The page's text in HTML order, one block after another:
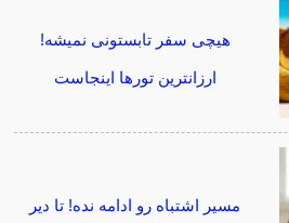
هیچی سفر تابستونی نمیشه!
ارزانترین تورها اینجاست
مسیر اشتباه رو ادامه نده! تا دیر